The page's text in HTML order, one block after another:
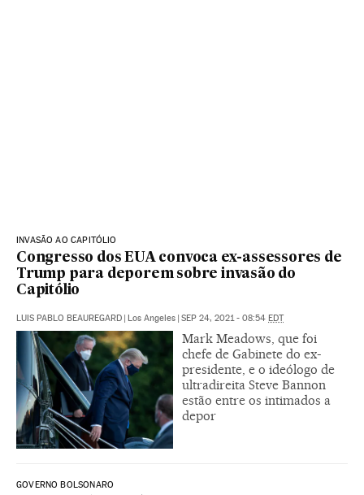
INVASÃO AO CAPITÓLIO
Congresso dos EUA convoca ex-assessores de
Trump para deporem sobre invasão do
Capitólio
LUIS PABLO BEAUREGARD Los Angeles SEP 24, 2021 - 08:54 EDT
Mark Meadows, que foi
chefe de Gabinete do ex-
presidente, e o ideólogo de
ultradireita Steve Bannon
estão entre os intimados a
depor
GOVERNO BOLSONARO